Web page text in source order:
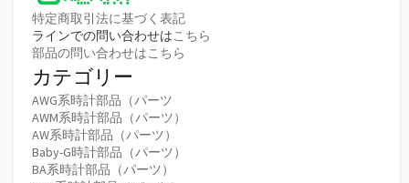
特定商取引法に基づく表記
ラインでの問い合わせはこちら
部品の問い合わせはこちら
カテゴリー
AWG系時計部品（パーツ
AWM系時計部品（パーツ）
AW系時計部品（パーツ）
Baby-G時計部品（パーツ）
BA系時計部品（パーツ）